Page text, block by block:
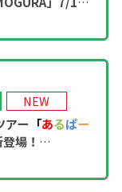
NEW
アー 「あるぱー
場！